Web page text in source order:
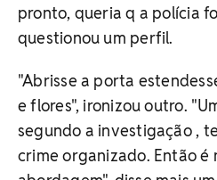
pronto, queria q a polícia
questionou um perfil.
"Abrisse a porta
e flores", ironizou outro.
segundo a investigação ,
crime organizado. Então é